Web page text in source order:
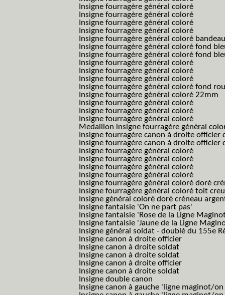
Insigne fourragère général coloré
Insigne fourragère général coloré
Insigne fourragère général coloré
Insigne fourragère général coloré
Insigne fourragère général coloré
Insigne fourragère général coloré fond
Insigne fourragère général coloré fond
Insigne fourragère général coloré
Insigne fourragère général coloré
Insigne fourragère général coloré
Insigne fourragère général coloré fond
Insigne fourragère général coloré 22mm
Insigne fourragère général coloré
Insigne fourragère général coloré
Insigne fourragère général coloré
Medaillon insigne fourragère général
Insigne fourragère canon à droite
Insigne fourragère canon à droite
Insigne fourragère général coloré
Insigne fourragère général coloré
Insigne fourragère général coloré
Insigne fourragère général coloré
Insigne fourragère général coloré doré
Insigne fourragère général coloré toit
Insigne général coloré doré créneau
Insigne fantaisie 'On ne part pas'
Insigne fantaisie 'Rose de la Ligne
Insigne fantaisie 'Jaune de la Ligne
Insigne général soldat - doublé du 155e
Insigne canon à droite officier
Insigne canon à droite soldat
Insigne canon à droite soldat
Insigne canon à droite officier
Insigne canon à droite soldat
Insigne double canon
Insigne canon à gauche 'ligne maginot/